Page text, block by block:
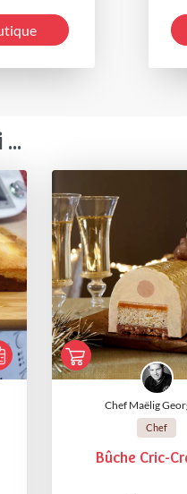
Chef Maëlig
Chef
Bûche Cric-